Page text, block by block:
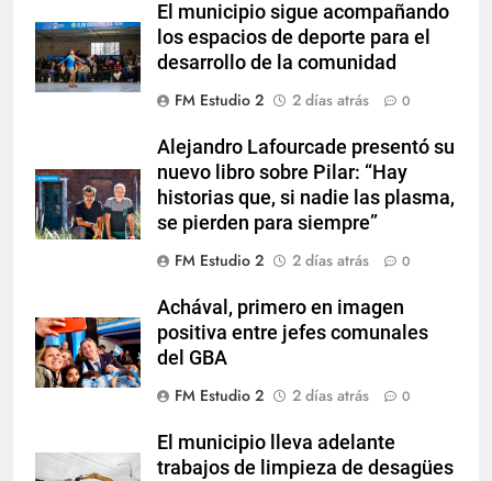
El municipio sigue acompañando
los espacios de deporte para el
desarrollo de la comunidad
FM Estudio 2
2 días atrás 0
Alejandro Lafourcade presentó su
nuevo libro sobre Pilar: “Hay
historias que, si nadie las plasma,
se pierden para siempre”
FM Estudio 2
2 días atrás 0
Achával, primero en imagen
positiva entre jefes comunales
del GBA
FM Estudio 2
2 días atrás 0
El municipio lleva adelante
trabajos de limpieza de desagües